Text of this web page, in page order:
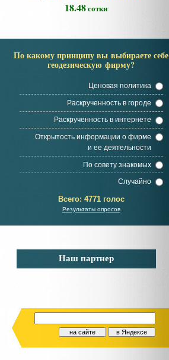
18.48сотки
По какому принципу вы выбираете себе
геодезическую фирму?
Ценовая политика
Раскрученность в городе
Раскрученность в интернете
Открытость информации о фирме
и ее деятельности
По совету знакомых
Случайно
Всего: 4771 голос
Результаты опросов
Наш партнер